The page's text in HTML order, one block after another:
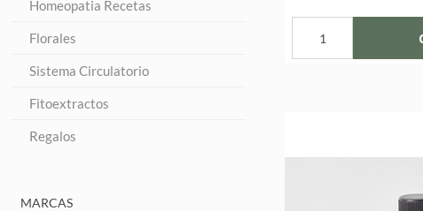
Homeopatia Recetas
Florales
Sistema Circulatorio
Fitoextractos
Regalos
MARCAS